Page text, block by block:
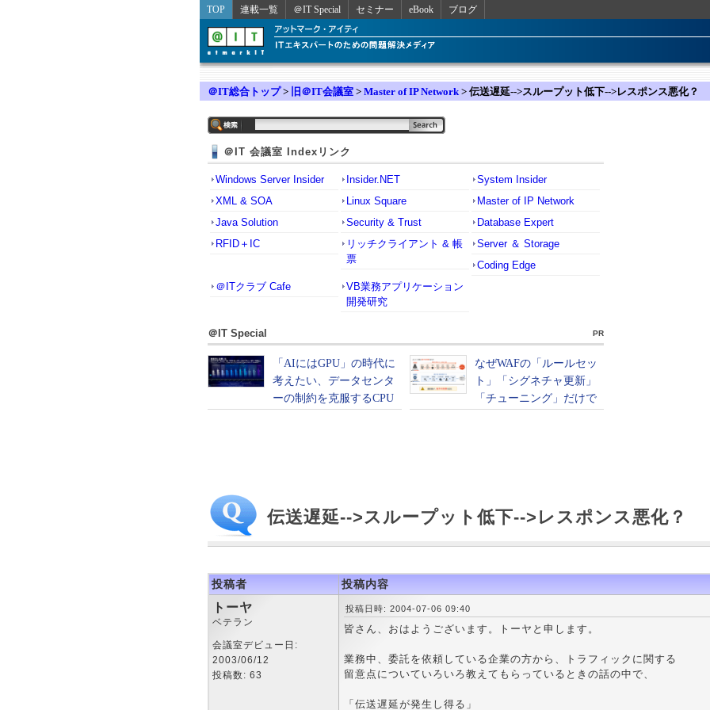
TOP 連載一覧 ＠IT Special セミナー eBook ブログ
＠IT総合トップ> 旧＠IT会議室 > Master of IP Network > 伝送遅延-->スループット低下-->レスポンス悪化？
＠IT 会議室 Indexリンク
Windows Server Insider Insider.NET
System Insider
XML & SOA
Linux Square
Master of IP Network
Java Solution
Security & Trust
Database Expert
RFID＋IC
リッチクライアント & 帳
票
Server ＆ Storage
Coding Edge
＠ITクラブ Cafe
VB業務アプリケーション
開発研究
＠IT Special PR
伝送遅延-->スループット低下-->レスポンス悪化？
投稿者 投稿内容
トーヤ
ベテラン
会議室デビュー日:
2003/06/12
投稿数: 63
投稿日時: 2004-07-06 09:40
皆さん、おはようございます。トーヤと申します。
業務中、委託を依頼している企業の方から、トラフィックに関する
留意点についていろいろ教えてもらっているときの話の中で、
「伝送遅延が発生し得る」